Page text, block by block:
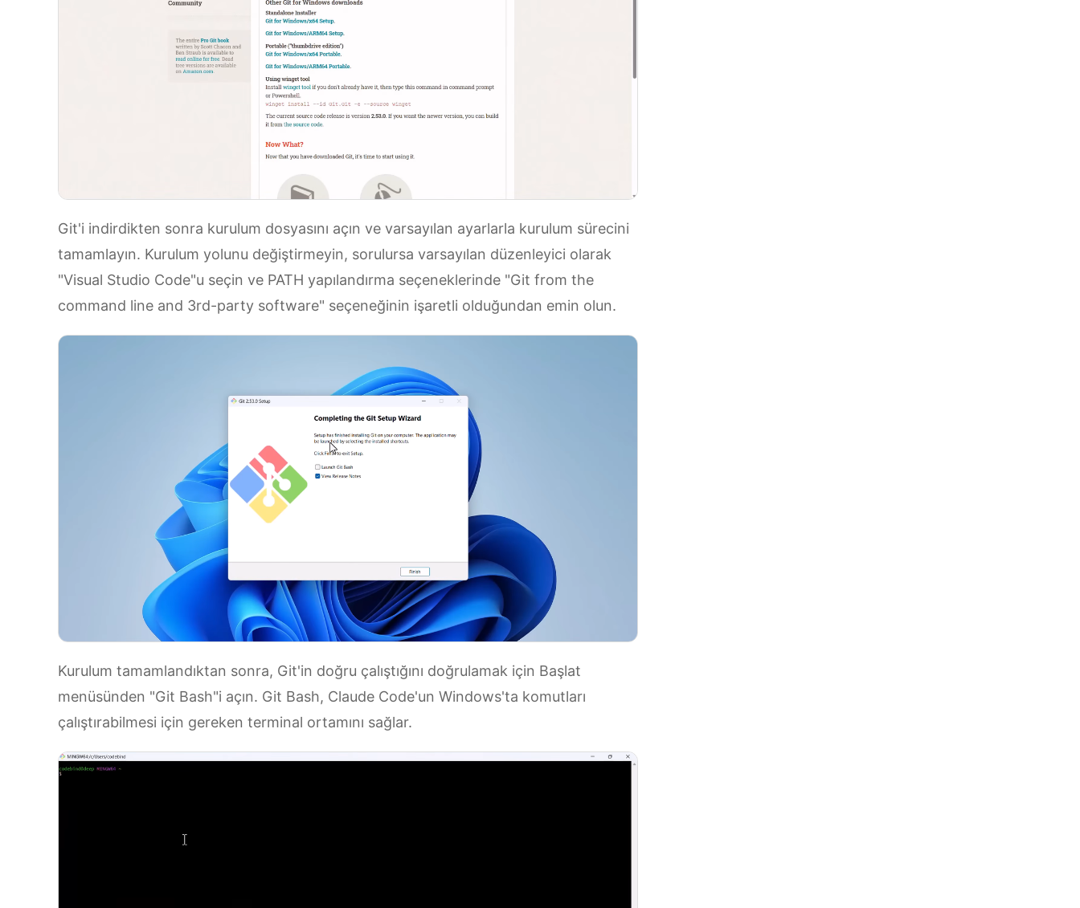
Git'i indirdikten sonra kurulum dosyasını açın ve varsayılan ayarlarla kurulum sürecini
tamamlayın. Kurulum yolunu değiştirmeyin, sorulursa varsayılan düzenleyici olarak
"Visual Studio Code"u seçin ve PATH yapılandırma seçeneklerinde "Git from the
command line and 3rd-party software" seçeneğinin işaretli olduğundan emin olun.
Kurulum tamamlandıktan sonra, Git'in doğru çalıştığını doğrulamak için Başlat
menüsünden "Git Bash"i açın. Git Bash, Claude Code'un Windows'ta komutları
çalıştırabilmesi için gereken terminal ortamını sağlar.